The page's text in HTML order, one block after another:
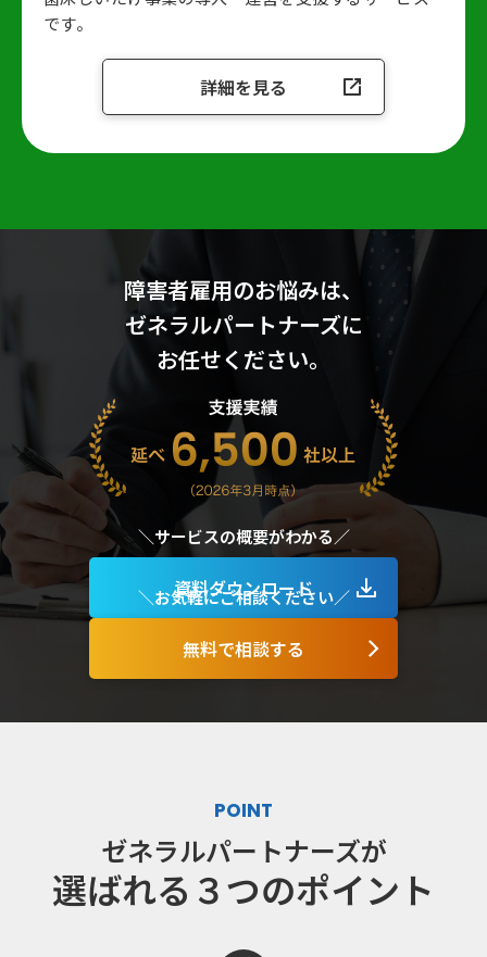
です。
詳細を見る
障害者雇用のお悩みは、
ゼネラルパートナーズに
お任せください。
サービスの​概要が​わかる
資料ダウンロード
お気軽に​ご相談ください​
無料で相談する
POINT
ゼネラルパートナーズが
選ばれる３つのポイント